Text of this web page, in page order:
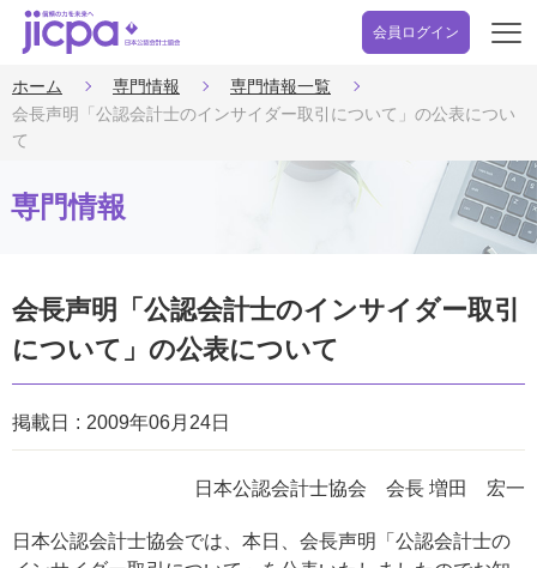
会員ログイン
開
ホーム 専門情報
専門情報一覧
会長声明「公認会計士のインサイダー取引について」の公表につい
て
専門情報
会長声明「公認会計士のインサイダー取引
について」の公表について
掲載日 2009年06月24日
日本公認会計士協会 会長 増田 宏一
日本公認会計士協会では、本日、会長声明「公認会計士の